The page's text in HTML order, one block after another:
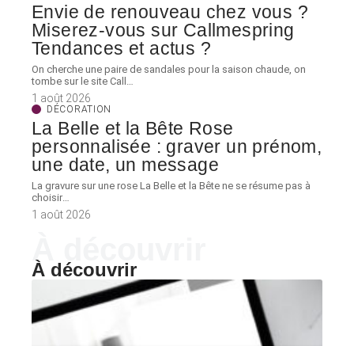
Envie de renouveau chez vous ?
Miserez-vous sur Callmespring
Tendances et actus ?
On cherche une paire de sandales pour la saison chaude, on
tombe sur le site Call
1 août 2026
DÉCORATION
La Belle et la Bête Rose
personnalisée : graver un prénom,
une date, un message
La gravure sur une rose La Belle et la Bête ne se résume pas à
choisir
1 août 2026
À découvrir